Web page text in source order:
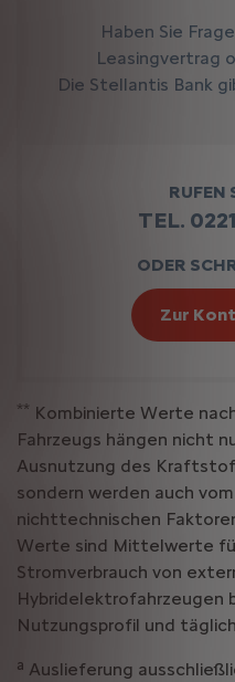
Haben Sie
Leasingvertrag
Die Stellantis Bank
RUFEN
TEL.
ODER
Zur
** Kombinierte Werte
Fahrzeugs hängen nicht
Ausnutzung des
sondern werden auch
nichttechnischen
Werte sind Mittelwerte
Stromverbrauch von
Hybridelektrofahrzeugen
Nutzungsprofil und
a Auslieferung